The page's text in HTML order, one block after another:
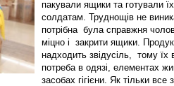
пакували ящики та готували
солдатам. Труднощів не
потрібна була справжня
міцно і закрити ящики.
надходить звідусіль, тому їх
потреба в одязі, елементах
засобах гігієни. Як тільки все